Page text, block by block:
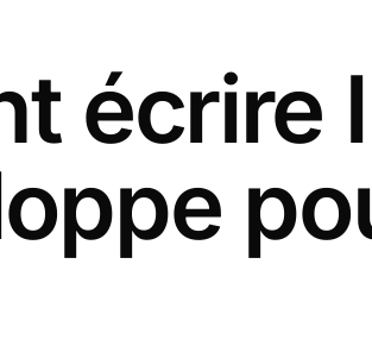
écrire